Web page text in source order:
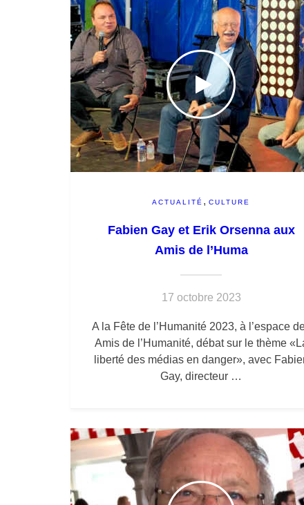
ACTUALITÉ ,CULTURE
Fabien Gay et Erik Orsenna aux
Amis de l’Huma
17 octobre 2023
A la Fête de l’Humanité 2023, à l’espace
Amis de l’Humanité, débat sur le thème
liberté des médias en danger», avec
Gay, directeur …